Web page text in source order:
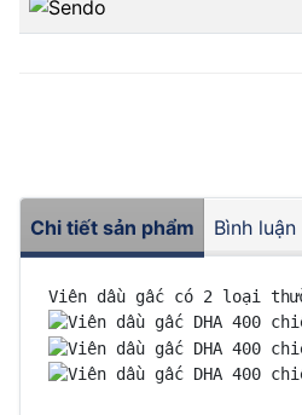
Chi tiết sản phẩm Bình luận
Viên dầu gấc có 2 loại